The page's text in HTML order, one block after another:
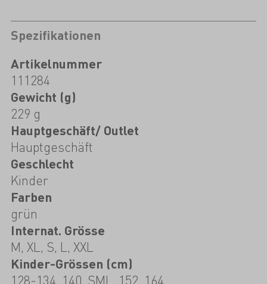
Spezifikationen
Artikelnummer
111284
Gewicht (g)
229 g
Hauptgeschäft/ Outlet
Hauptgeschäft
Geschlecht
Kinder
Farben
grün
Internat. Grösse
M, XL, S, L, XXL
Kinder-Grössen (cm)
128-134, 140, SML, 152, 164